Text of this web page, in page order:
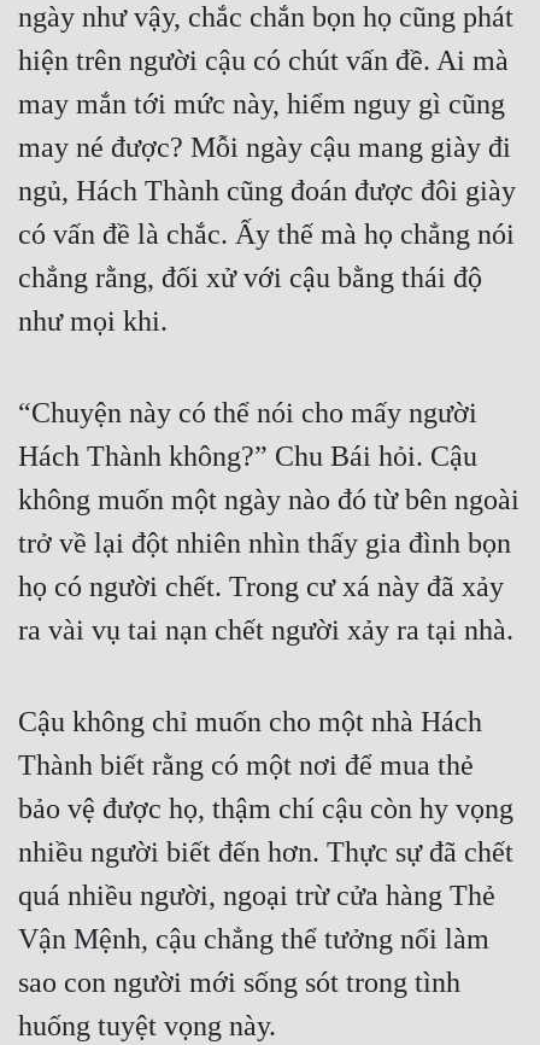
ngày như vậy, chắc chắn bọn họ cũng phát
hiện trên người cậu có chút vấn đề. Ai mà
may mắn tới mức này, hiểm nguy gì cũng
may né được? Mỗi ngày cậu mang giày đi
ngủ, Hách Thành cũng đoán được đôi giày
có vấn đề là chắc. Ấy thế mà họ chẳng nói
chẳng rằng, đối xử với cậu bằng thái độ
như mọi khi.
“Chuyện này có thể nói cho mấy người
Hách Thành không?” Chu Bái hỏi. Cậu
không muốn một ngày nào đó từ bên ngoài
trở về lại đột nhiên nhìn thấy gia đình bọn
họ có người chết. Trong cư xá này đã xảy
ra vài vụ tai nạn chết người xảy ra tại nhà.
Cậu không chỉ muốn cho một nhà Hách
Thành biết rằng có một nơi để mua thẻ
bảo vệ được họ, thậm chí cậu còn hy vọng
nhiều người biết đến hơn. Thực sự đã chết
quá nhiều người, ngoại trừ cửa hàng Thẻ
Vận Mệnh, cậu chẳng thể tưởng nổi làm
sao con người mới sống sót trong tình
huống tuyệt vọng này.